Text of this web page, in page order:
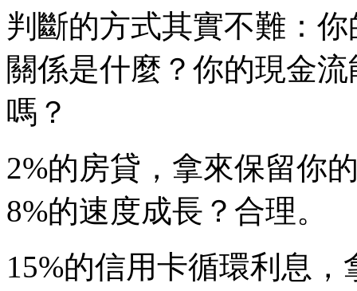
判斷的方式其實不難：
關係是什麼？你的現金
嗎？
2%的房貸，拿來保留你
8%的速度成長？合理。
15%的信用卡循環利息